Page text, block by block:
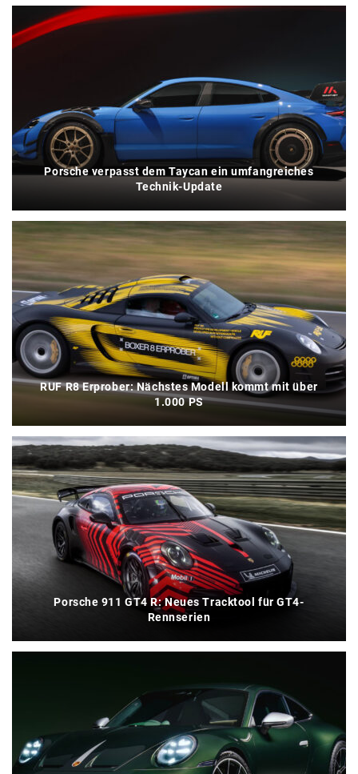
Porsche verpasst dem Taycan ein umfangreiches
Technik-Update
RUF R8 Erprober: Nächstes Modell kommt mit über
1.000 PS
Porsche 911 GT4 R: Neues Tracktool für GT4-
Rennserien